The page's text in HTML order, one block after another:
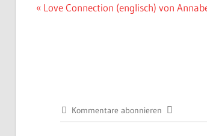
Beitragsnavigation
Vorheriger
Love Connection (englisch) von
Kommentare abonnieren